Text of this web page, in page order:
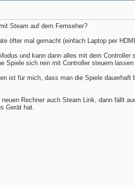
Steam auf dem Fernseher?
öfter mal gemacht (einfach Laptop per
und kann dann alles mit dem
Spiele sich rein mit Controller steuern
ist für mich, dass man die Spiele
Rechner auch Steam Link, dann fällt
Gerät hat.